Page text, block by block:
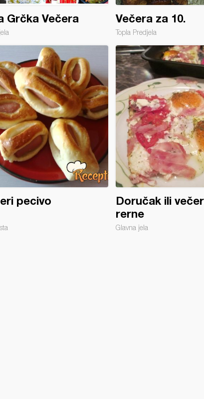
Grčka Večera Večera za 10.
Topla Predjela
pecivo
Doručak ili
rerne
Glavna jela